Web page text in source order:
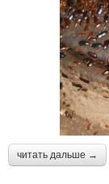
читать дальше →